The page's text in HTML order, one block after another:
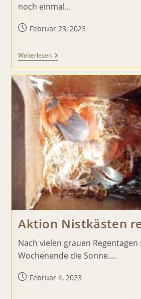
noch einmal…
BeitragFebruar 23, 2023
WeiterlesenProjekt
„Feuer“
Aktion Nistkästen
Nach vielen grauen
Wochenende die Sonne.…
BeitragFebruar 4, 2023